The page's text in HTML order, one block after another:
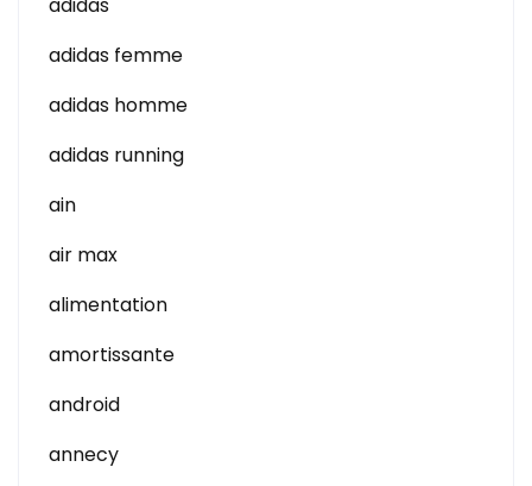
adidas femme
adidas homme
adidas running
ain
air max
alimentation
amortissante
android
annecy